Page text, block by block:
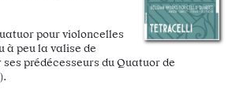
pour violoncelles
à peu la valise de
prédécesseurs du Quatuor de